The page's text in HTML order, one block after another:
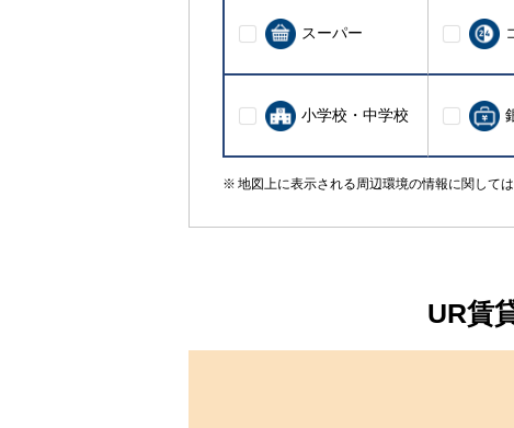
スーパー
小学校・中学校
地図上に表示される周辺環境の情報に関して
UR賃